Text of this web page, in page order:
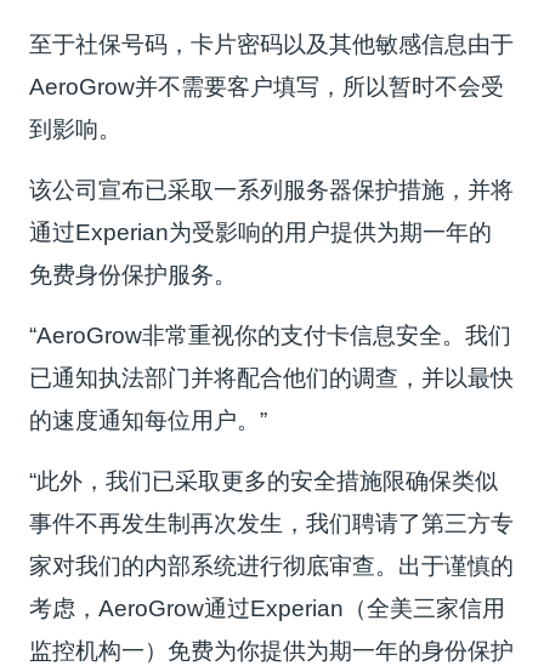
至于社保号码，卡片密码以及其他敏感信息由于
AeroGrow并不需要客户填写，所以暂时不会受
到影响。
该公司宣布已采取一系列服务器保护措施，并将
通过Experian为受影响的用户提供为期一年的
免费身份保护服务。
“AeroGrow非常重视你的支付卡信息安全。我们
已通知执法部门并将配合他们的调查，并以最快
的速度通知每位用户。”
“此外，我们已采取更多的安全措施限确保类似
事件不再发生制再次发生，我们聘请了第三方专
家对我们的内部系统进行彻底审查。出于谨慎的
考虑，AeroGrow通过Experian（全美三家信用
监控机构一）免费为你提供为期一年的身份保护